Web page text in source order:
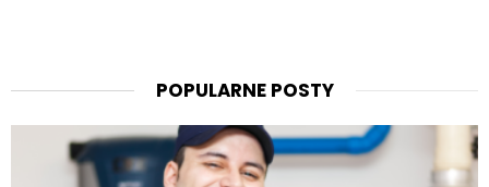
POPULARNE POSTY